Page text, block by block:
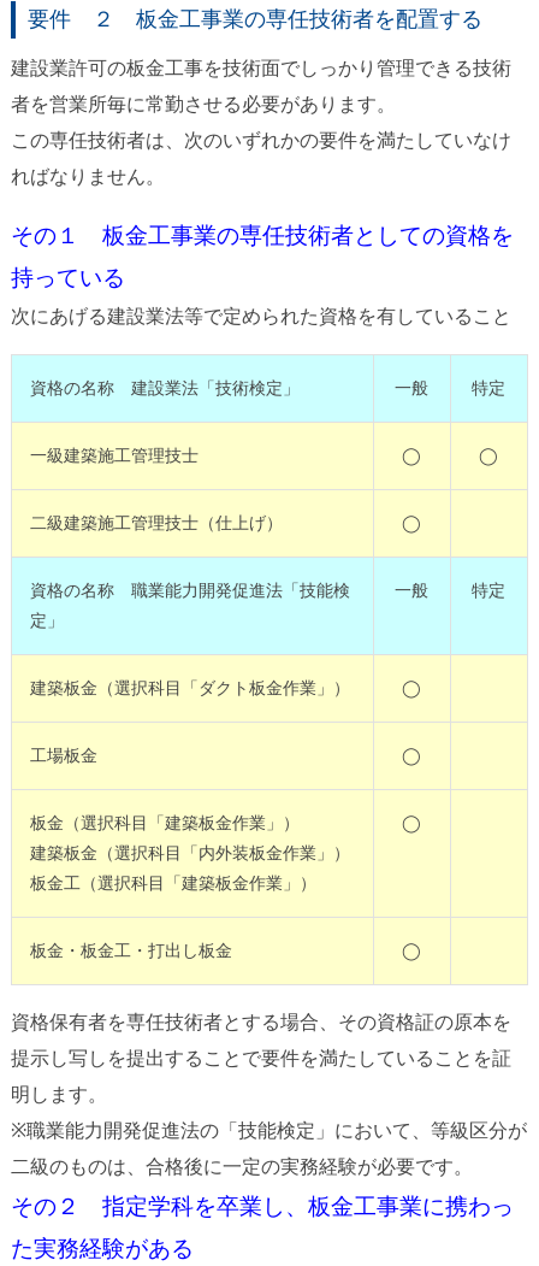
要件 ２ 板金工事業の専任技術者を配置する
建設業許可の板金工事を技術面でしっかり管理できる技術
者を営業所毎に常勤させる必要があります。
この専任技術者は、次のいずれかの要件を満たしていなけ
ればなりません。
その１ 板金工事業の専任技術者としての資格を
持っている
次にあげる建設業法等で定められた資格を有していること
資格の名称 建設業法「技術検定」 一般 特定
一級建築施工管理技士 ◯ ◯
二級建築施工管理技士（仕上げ） ◯
資格の名称 職業能力開発促進法「技能検
定」
一般 特定
建築板金（選択科目「ダクト板金作業」） ◯
工場板金 ◯
板金（選択科目「建築板金作業」）
建築板金（選択科目「内外装板金作業」）
板金工（選択科目「建築板金作業」）
◯
板金・板金工・打出し板金 ◯
資格保有者を専任技術者とする場合、その資格証の原本を
提示し写しを提出することで要件を満たしていることを証
明します。
※職業能力開発促進法の「技能検定」において、等級区分が
二級のものは、合格後に一定の実務経験が必要です。
その２ 指定学科を卒業し、板金工事業に携わっ
た実務経験がある